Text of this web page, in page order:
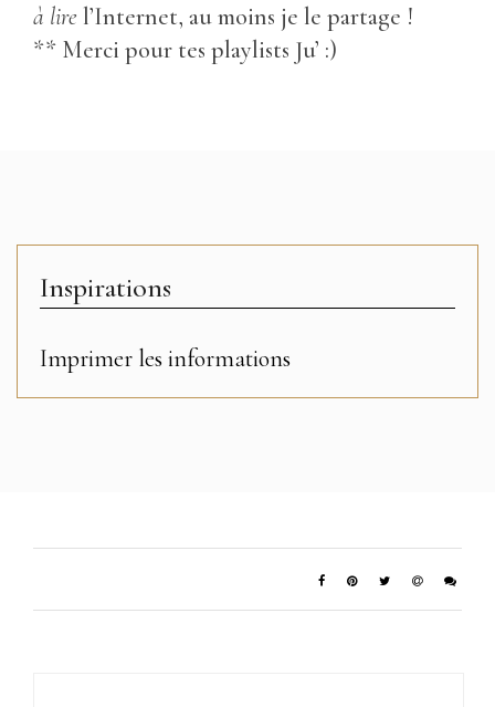
à lire l’Internet, au moins je le partage !
** Merci pour tes playlists Ju’ :)
Inspirations
Imprimer les informations